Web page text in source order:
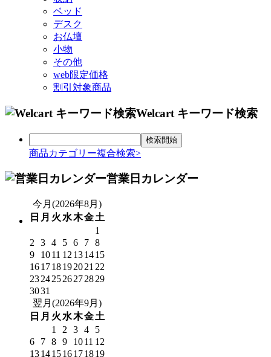
ベッド
デスク
お仏壇
小物
その他
web限定価格
割引対象商品
Welcart キーワード検索
商品カテゴリー複合検索>
営業日カレンダー
今月(2026年8月)
日 月 火 水木金土
1
2
3 4 5 6 7 8
9
1011 12 131415
161718192021 22
23242526272829
3031
翌月(2026年9月)
日 月 火 水木金土
1
2 3 4
5
6
7 8 9 1011 12
13141516171819